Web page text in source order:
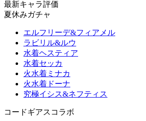
最新キャラ評価
夏休みガチャ
エルフリーデ&フィアメル
ラビリル&ルウ
水着ヘスティア
水着セッカ
火水着ミナカ
火水着ドーナ
究極イシス&ネフティス
コードギアスコラボ